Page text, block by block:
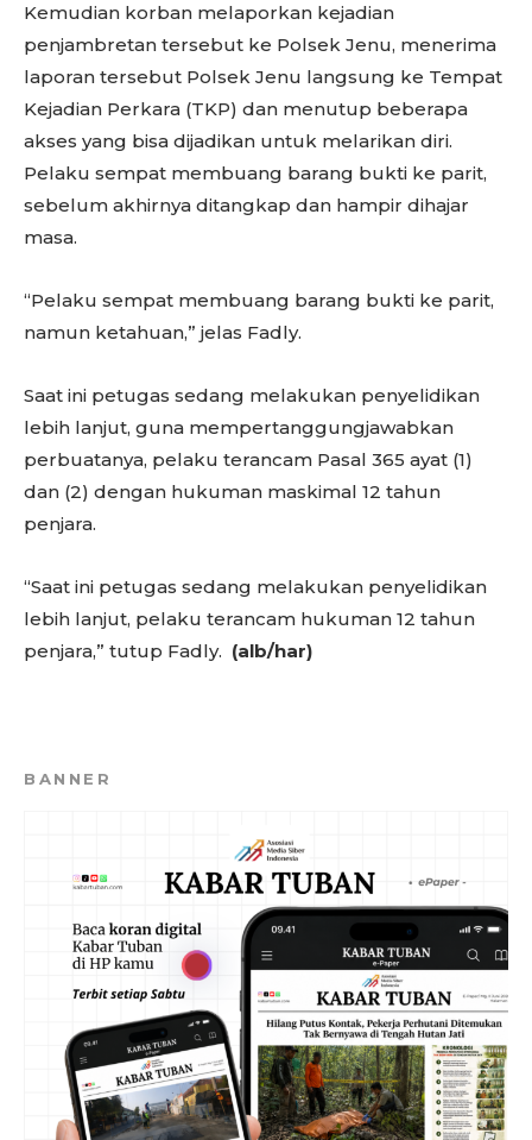
Kemudian korban melaporkan kejadian
penjambretan tersebut ke Polsek Jenu, menerima
laporan tersebut Polsek Jenu langsung ke Tempat
Kejadian Perkara (TKP) dan menutup beberapa
akses yang bisa dijadikan untuk melarikan diri.
Pelaku sempat membuang barang bukti ke parit,
sebelum akhirnya ditangkap dan hampir dihajar
masa.
“Pelaku sempat membuang barang bukti ke parit,
namun ketahuan,” jelas Fadly.
Saat ini petugas sedang melakukan penyelidikan
lebih lanjut, guna mempertanggungjawabkan
perbuatanya, pelaku terancam Pasal 365 ayat (1)
dan (2) dengan hukuman maskimal 12 tahun
penjara.
“Saat ini petugas sedang melakukan penyelidikan
lebih lanjut, pelaku terancam hukuman 12 tahun
penjara,” tutup Fadly. (alb/har)
BANNER